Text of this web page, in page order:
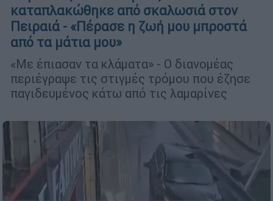
καταπλακώθηκε από σκαλωσιά στον
Πειραιά - «Πέρασε η ζωή μου μπροστά
από τα μάτια μου»
«Με έπιασαν τα κλάματα» - Ο διανομέας
περιέγραψε τις στιγμές τρόμου που έζησε
παγιδευμένος κάτω από τις λαμαρίνες